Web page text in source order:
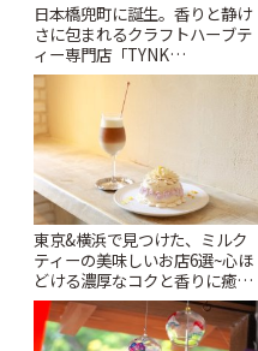
日本橋兜町に誕生。香りと静け
さに包まれるクラフトハーブテ
ィー専門店「TYNK
Kabutocho」 | ことりっぷ
東京&横浜で見つけた、ミルク
ティーの美味しいお店6選~心ほ
どける濃厚なコクと香りに癒や
されるティータイム~ | ことりっ
ぷ